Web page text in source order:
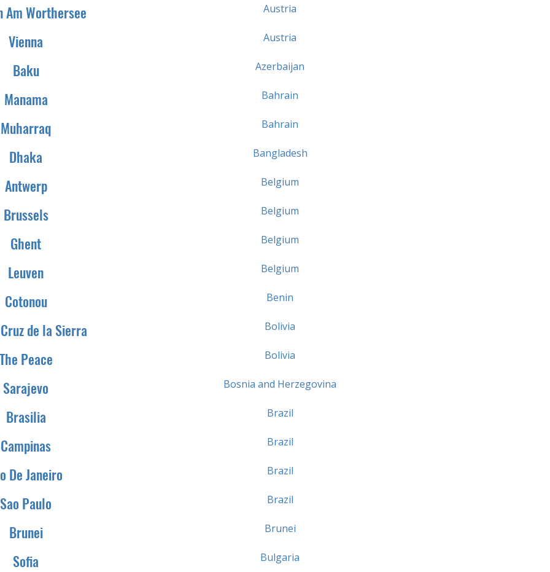
Am Worthersee Austria
Vienna Austria
Baku Azerbaijan
Manama Bahrain
Muharraq Bahrain
Dhaka Bangladesh
Antwerp Belgium
Brussels Belgium
Ghent Belgium
Leuven Belgium
Cotonou Benin
de la Sierra Bolivia
Peace Bolivia
Sarajevo Bosnia and Herzegovina
Brasilia Brazil
Campinas Brazil
De Janeiro Brazil
Sao Paulo Brazil
Brunei Brunei
Sofia Bulgaria